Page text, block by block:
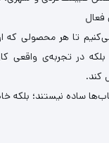
فعال
تا هر محصولی که
در تجربه‌ی واقعی
کند.
ساده نیستند؛ بلکه